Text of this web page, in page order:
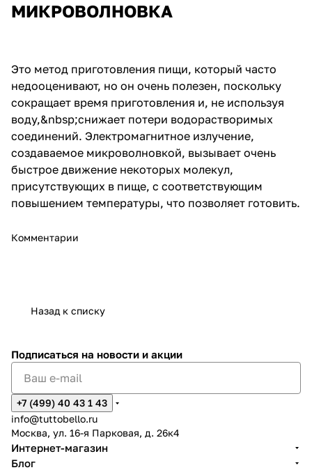
МИКРОВОЛНОВКА
Это метод приготовления пищи, который часто
недооценивают, но он очень полезен, поскольку
сокращает время приготовления и, не используя
воду,&nbsp;снижает потери водорастворимых
соединений. Электромагнитное излучение,
создаваемое микроволновкой, вызывает очень
быстрое движение некоторых молекул,
присутствующих в пище, с соответствующим
повышением температуры, что позволяет готовить.
Комментарии
Назад к списку
Подписаться на новости и акции
+7 (499) 40 43 1 43
info@tuttobello.ru
Москва, ул. 16-я Парковая, д. 26к4
Интернет-магазин
Блог